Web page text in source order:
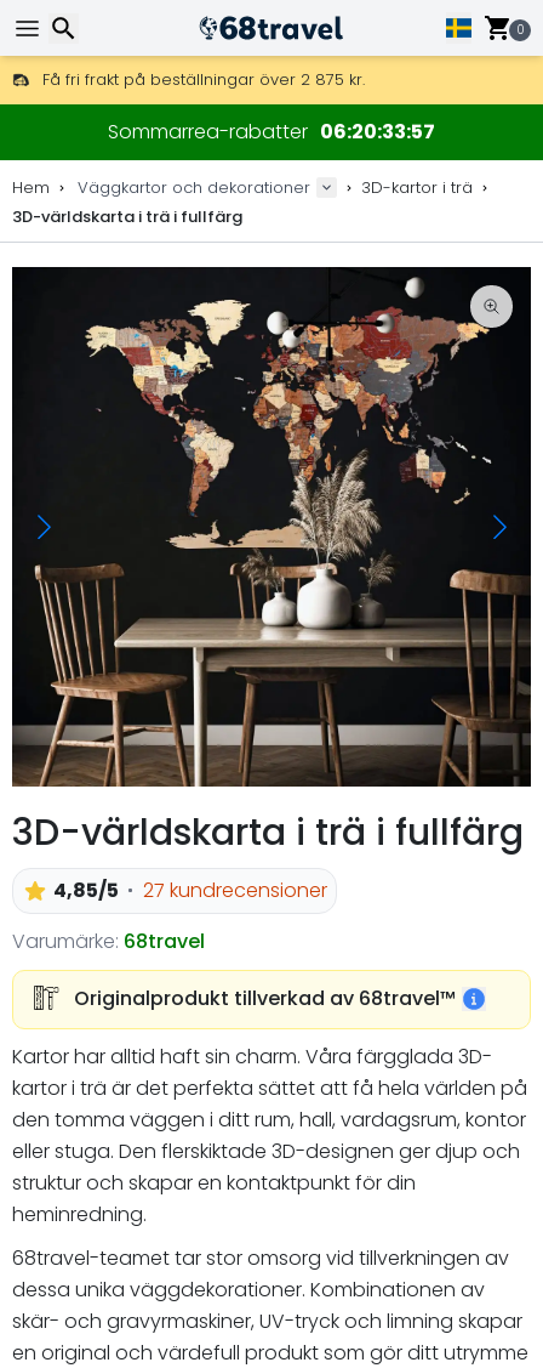
0
Få fri frakt på beställningar över 2 875 kr.
DHL Express över natten är också tillgängligt.
30 dagar för retur, 90 dagar för träkartor och dekorationer.
Sommarrea-rabatter 06203356
Hem Väggkartor och dekorationer
3D-kartor i trä
3D-världskarta i trä i fullfärg
3D-världskarta i trä i fullfärg
4,85/5
27 kundrecensioner
Varumärke: 68travel
Originalprodukt tillverkad av 68travel™️
Kartor har alltid haft sin charm. Våra färgglada 3D-
kartor i trä är det perfekta sättet att få hela världen på
den tomma väggen i ditt rum, hall, vardagsrum, kontor
eller stuga. Den flerskiktade 3D-designen ger djup och
struktur och skapar en kontaktpunkt för din
heminredning.
68travel-teamet tar stor omsorg vid tillverkningen av
dessa unika väggdekorationer. Kombinationen av
skär- och gravyrmaskiner, UV-tryck och limning skapar
en original och värdefull produkt som gör ditt utrymme
Sök